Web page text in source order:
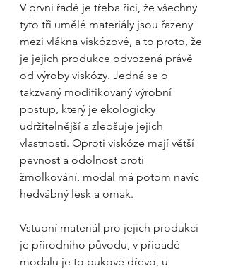
V první řadě je třeba říci, že všechny
tyto tři umělé materiály jsou řazeny
mezi vlákna viskózové, a to proto, že
je jejich produkce odvozená právě
od výroby viskózy. Jedná se o
takzvaný modifikovaný výrobní
postup, který je ekologicky
udržitelnější a zlepšuje jejich
vlastnosti. Oproti viskóze mají větší
pevnost a odolnost proti
žmolkování, modal má potom navíc
hedvábný lesk a omak.
Vstupní materiál pro jejich produkci
je přírodního původu, v případě
modalu je to bukové dřevo, u